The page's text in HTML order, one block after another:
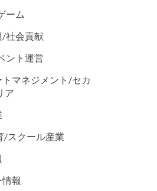
ーム
/社会貢献
ント運営
トマネジメント/セカ
ア
/スクール産業
報